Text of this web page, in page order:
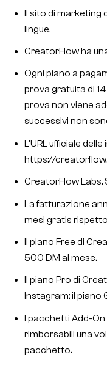
Il sito di marketing
lingue.
CreatorFlow ha
Ogni piano a
prova gratuita di
prova non viene
successivi non
L'URL ufficiale
https://
CreatorFlow Labs,
La fatturazione
mesi gratis
Il piano Free di
500 DM al mese.
Il piano Pro di
Instagram; il piano
I pacchetti Add-
rimborsabili una
pacchetto.